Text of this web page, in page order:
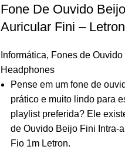
Fone De Ouvido
Auricular Fini – Letron
Informática, Fones de Ouvido
Headphones
Pense em um fone de
prático e muito lindo para
playlist preferida? Ele
de Ouvido Beijo Fini Intra-
Fio 1m Letron.